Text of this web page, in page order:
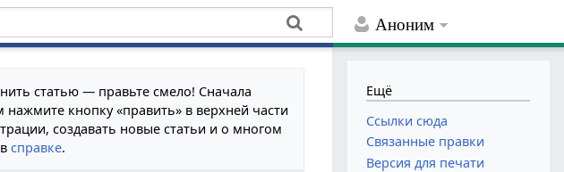
Аноним
статью — правьте смело! Сначала
нажмите кнопку «править» в верхней части
создавать новые статьи и о многом
справке.
Ещё
Ссылки сюда
Связанные правки
Версия для печати